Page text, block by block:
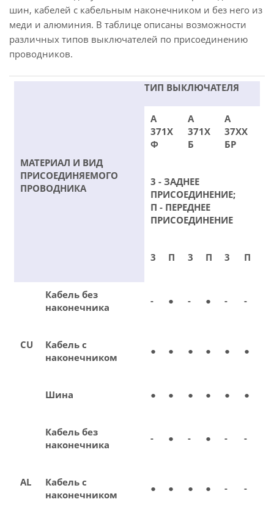
шин, кабелей с кабельным наконечником и без него из
меди и алюминия. В таблице описаны возможности
различных типов выключателей по присоединению
проводников.
МАТЕРИАЛ И ВИД
ПРИСОЕДИНЯЕМОГО
ПРОВОДНИКА
ТИП ВЫКЛЮЧАТЕЛЯ
А
371Х
Ф
А
371Х
Б
А
37ХХ
БР
3 - ЗАДНЕЕ
ПРИСОЕДИНЕНИЕ;
П - ПЕРЕДНЕЕ
ПРИСОЕДИНЕНИЕ
3 П 3 П 3 П
CU
Кабель без
наконечника
- ● - ● - -
Кабель с
наконечником
● ● ● ● ● ●
Шина ● ● ● ● ● ●
AL
Кабель без
наконечника
- ● - ● - -
Кабель с
наконечником
● ● ● ● - -